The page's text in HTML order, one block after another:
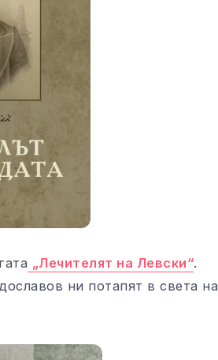
„Лечителят на Левски“.
ни потапят в света на